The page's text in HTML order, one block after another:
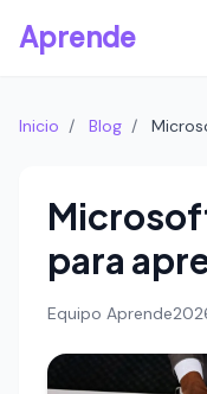
Aprende
Inicio / Blog /
para
Equipo Aprende